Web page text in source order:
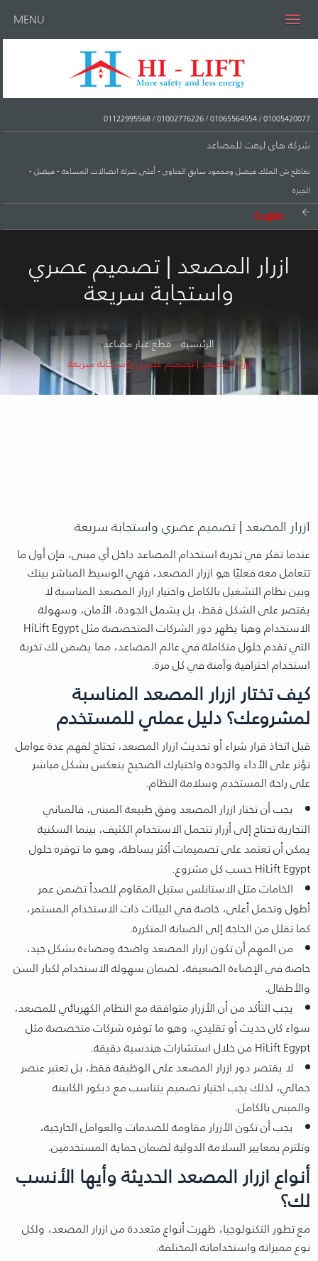
MENU
01005420077
/
01065564554
/
01002776226
/
01122995568
شركة هاى ليفت للمصاعد
تقاطع ش الملك فيصل ومحمود سابق الحناوى - أعلى شركة اتصالات المساحة - فيصل -
الجيزة
English
ازرار المصعد | تصميم عصري
واستجابة سريعة
الرئيسية قطع غيار مصاعد
ازرار المصعد | تصميم عصري واستجابة سريعة
ازرار المصعد | تصميم عصري واستجابة سريعة
عندما تفكر في تجربة استخدام المصاعد داخل أي مبنى، فإن أول ما
تتعامل معه فعليًا هو ازرار المصعد، فهي الوسيط المباشر بينك
وبين نظام التشغيل بالكامل واختيار ازرار المصعد المناسبة لا
يقتصر على الشكل فقط، بل يشمل الجودة، الأمان، وسهولة
الاستخدام وهنا يظهر دور الشركات المتخصصة مثل HiLift Egypt
التي تقدم حلول متكاملة في عالم المصاعد، مما يضمن لك تجربة
استخدام احترافية وآمنة في كل مرة.
كيف تختار ازرار المصعد المناسبة
لمشروعك؟ دليل عملي للمستخدم
قبل اتخاذ قرار شراء أو تحديث ازرار المصعد، تحتاج لفهم عدة عوامل
تؤثر على الأداء والجودة واختيارك الصحيح ينعكس بشكل مباشر
على راحة المستخدم وسلامة النظام.
يجب أن تختار ازرار المصعد وفق طبيعة المبنى، فالمباني
التجارية تحتاج إلى أزرار تتحمل الاستخدام الكثيف، بينما السكنية
يمكن أن تعتمد على تصميمات أكثر بساطة، وهو ما توفره حلول
HiLift Egypt حسب كل مشروع.
الخامات مثل الاستانلس ستيل المقاوم للصدأ تضمن عمر
أطول وتحمل أعلى، خاصة في البيئات ذات الاستخدام المستمر،
كما تقلل من الحاجة إلى الصيانة المتكررة.
من المهم أن تكون ازرار المصعد واضحة ومضاءة بشكل جيد،
خاصة في الإضاءة الضعيفة، لضمان سهولة الاستخدام لكبار السن
والأطفال.
يجب التأكد من أن الأزرار متوافقة مع النظام الكهربائي للمصعد،
سواء كان حديث أو تقليدي، وهو ما توفره شركات متخصصة مثل
HiLift Egypt من خلال استشارات هندسية دقيقة.
لا يقتصر دور ازرار المصعد على الوظيفة فقط، بل تعتبر عنصر
جمالي، لذلك يجب اختيار تصميم يتناسب مع ديكور الكابينة
والمبنى بالكامل.
يجب أن تكون الأزرار مقاومة للصدمات والعوامل الخارجية،
وتلتزم بمعايير السلامة الدولية لضمان حماية المستخدمين.
أنواع ازرار المصعد الحديثة وأيها الأنسب
لك؟
مع تطور التكنولوجيا، ظهرت أنواع متعددة من ازرار المصعد، ولكل
نوع مميزاته واستخداماته المختلفة.